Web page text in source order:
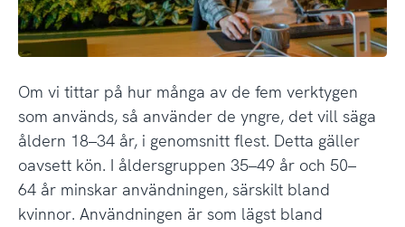
Om vi tittar på hur många av de fem verktygen
som används, så använder de yngre, det vill säga
åldern 18–34 år, i genomsnitt flest. Detta gäller
oavsett kön. I åldersgruppen 35–49 år och 50–
64 år minskar användningen, särskilt bland
kvinnor. Användningen är som lägst bland